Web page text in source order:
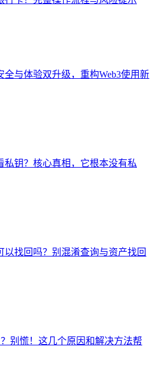
全与体验双升级，重构Web3使用新
私钥？核心真相，它根本没有私
以找回吗？别混淆查询与资产找回
别慌！这几个原因和解决方法帮